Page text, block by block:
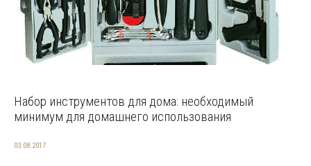
Набор инструментов для дома: необходимый
минимум для домашнего использования
03.08.2017